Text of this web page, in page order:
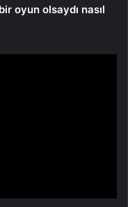
oyun olsaydı nasıl